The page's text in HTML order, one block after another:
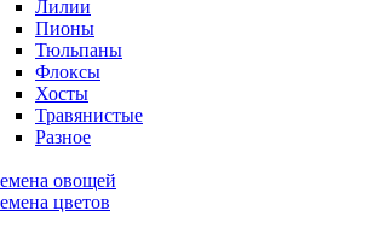
Лилии
Пионы
Тюльпаны
Флоксы
Хосты
Травянистые
Разное
овощей
цветов